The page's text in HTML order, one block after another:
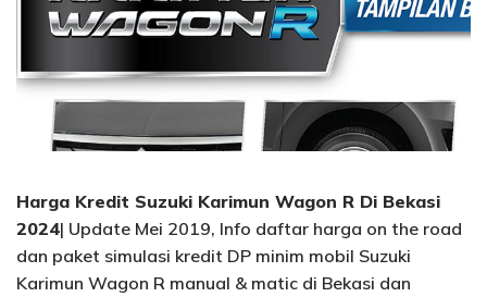
Harga Kredit Suzuki Karimun Wagon R Di Bekasi
2024| Update Mei 2019, Info daftar harga on the road
dan paket simulasi kredit DP minim mobil Suzuki
Karimun Wagon R manual & matic di Bekasi dan